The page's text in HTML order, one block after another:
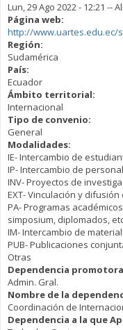
Lun, 29 Ago 2022 - 12:21 --
Página web:
http://www.uartes.edu.ec/
Región:
Sudamérica
País:
Ecuador
Ámbito territorial:
Internacional
Tipo de convenio:
General
Modalidades:
IE- Intercambio de
IP- Intercambio de
INV- Proyectos de
EXT- Vinculación y difusión
PA- Programas
simposium, diplomados,
IM- Intercambio de
PUB- Publicaciones
Otras
Dependencia
Admin. Gral.
Nombre de la
Coordinación de
Dependencia a la que